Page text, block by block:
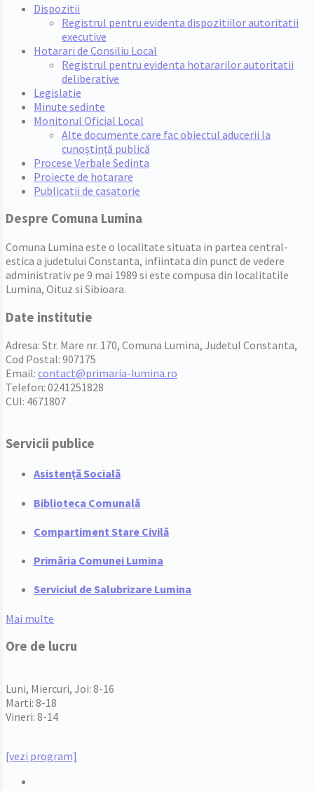
Dispozitii
Registrul pentru evidenta dispozitiilor autoritatii
executive
Hotarari de Consiliu Local
Registrul pentru evidenta hotararilor autoritatii
deliberative
Legislatie
Minute sedinte
Monitorul Oficial Local
Alte documente care fac obiectul aducerii la
cunoștință publică
Procese Verbale Sedinta
Proiecte de hotarare
Publicatii de casatorie
Despre Comuna Lumina
Comuna Lumina este o localitate situata in partea central-
estica a judetului Constanta, infiintata din punct de vedere
administrativ pe 9 mai 1989 si este compusa din localitatile
Lumina, Oituz si Sibioara.
Date institutie
Adresa: Str. Mare nr. 170, Comuna Lumina, Judetul Constanta,
Cod Postal: 907175
Email: contact@primaria-lumina.ro
Telefon: 0241251828
CUI: 4671807
Servicii publice
Asistență Socială
Biblioteca Comunală
Compartiment Stare Civilă
Primăria Comunei Lumina
Serviciul de Salubrizare Lumina
Mai multe
Ore de lucru
Luni, Miercuri, Joi: 8-16
Marti: 8-18
Vineri: 8-14
[vezi program]